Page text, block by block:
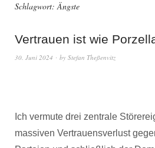
Schlagwort:Ängste
Vertrauen ist wie
30. Juni 2024 by Stefan Theßenvitz
Ich vermute drei zentrale
massiven Vertrauensverlust